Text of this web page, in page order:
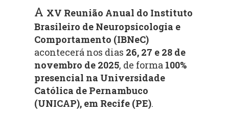
A XV Reunião Anual do Instituto
Brasileiro de Neuropsicologia e
Comportamento (IBNeC)
acontecerá nos dias 26, 27 e 28 de
novembro de 2025, de forma 100%
presencial na Universidade
Católica de Pernambuco
(UNICAP), em Recife (PE).